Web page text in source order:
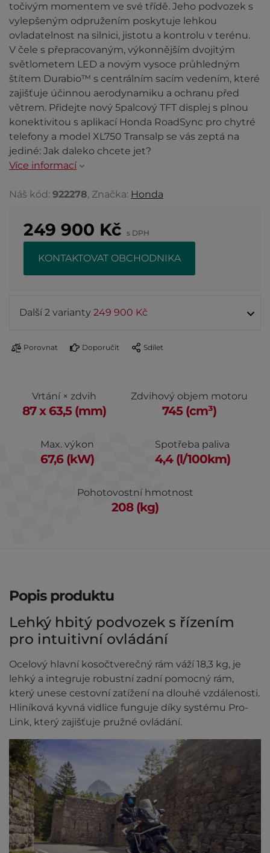
točivým momentem ve své třídě. Jeho podvozek s
vylepšeným odpružením poskytuje lehkou
ovladatelnost na silnici, jistotu a kontrolu v terénu.
V čele s přepracovaným, výkonnějším dvojitým
světlometem LED a novým vysoce průhledným
štítem Durabio™ s centrálním sacím vedením, které
zajišťuje účinnou aerodynamiku a ochranu před
větrem. Přidejte nový 5palcový TFT displej s plnou
konektivitou s aplikací Honda RoadSync pro chytré
telefony a model XL750 Transalp se vás zeptá na
jediné: Jak daleko chcete jet?
Více informací
Náš kód: 922278, Značka: Honda
249 900 Kč s DPH
KONTAKTOVAT OBCHODNIKA
Další 2 varianty 249 900 Kč
Porovnat Doporučit Sdílet
Vrtání × zdvih
87 x 63,5 (mm)
Zdvihový objem motoru
745 (cm³)
Max. výkon
67,6 (kW)
Spotřeba paliva
4,4 (l/100km)
Pohotovostní hmotnost
208 (kg)
Popis produktu
Lehký hbitý podvozek s řízením
pro intuitivní ovládání
Ocelový hlavní kosočtverečný rám váží 18,3 kg, je
lehký a integruje robustní zadní pomocný rám,
který unese cestovní zatížení na dlouhé vzdálenosti.
Hliníková kyvná vidlice funguje díky systému Pro-
Link, který zajišťuje pružné ovládání.